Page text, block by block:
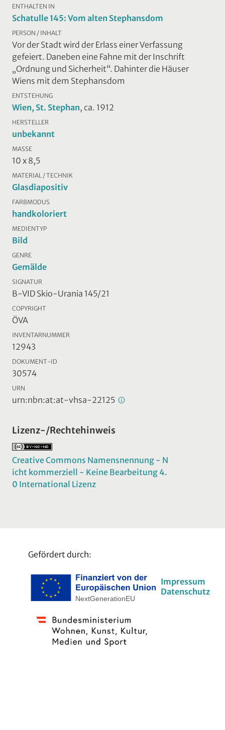
ENTHALTEN IN
Schatulle 145: Vom alten Stephansdom
PERSON / INHALT
Vor der Stadt wird der Erlass einer Verfassung
gefeiert. Daneben eine Fahne mit der Inschrift
„Ordnung und Sicherheit“. Dahinter die Häuser
Wiens mit dem Stephansdom
ENTSTEHUNG
Wien, St. Stephan, ca. 1912
HERSTELLER
unbekannt
MASSE
10 x 8,5
MATERIAL / TECHNIK
Glasdiapositiv
FARBMODUS
handkoloriert
MEDIENTYP
Bild
GENRE
Gemälde
SIGNATUR
B-VID Skio-Urania 145/21
COPYRIGHT
ÖVA
INVENTARNUMMER
12943
DOKUMENT-ID
30574
URN
urn:nbn:at:at-vhsa-22125
Lizenz-/Rechtehinweis
Creative Commons Namensnennung - N
icht kommerziell - Keine Bearbeitung 4.
0 International Lizenz
Gefördert durch:
Impressum
Datenschutz